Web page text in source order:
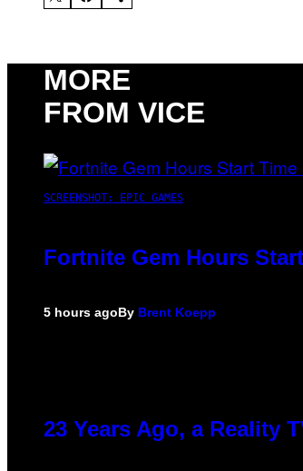
MORE
FROM VICE
SCREENSHOT: EPIC GAMES
Fortnite Gem Hours
5 hours agoBy Brent Koepp
23 Years Ago, a Reality